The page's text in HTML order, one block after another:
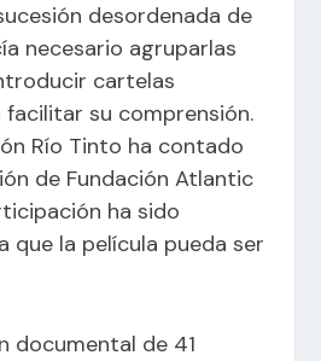
desordenada de
necesario agruparlas
cartelas
su comprensión.
Río Tinto ha contado
de Fundación Atlantic
ha sido
que la película pueda ser
documental de 41